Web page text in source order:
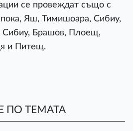
се провеждат също с
Яш, Тимишоара, Сибиу,
Сибиу, Брашов, Плоещ,
и Питещ.
ПО ТЕМАТА